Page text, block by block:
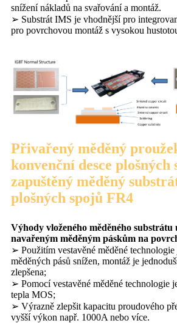
snížení nákladů na svařování a montáž.
➢ Substrát IMS je vhodnější pro
pro povrchovou montáž s vysokou
Přivařený měděný
konvenční desce plošných
zapuštěný měděný
plošných spojů FR4
Výhody vloženého měděného
navařeným měděným páskům na
➢ Použitím vestavěné měděné
měděných pásů snížen, montáž je
zlepšena;
➢ Pomocí vestavěné měděné technologie
tepla MOS;
➢ Výrazně zlepšit kapacitu proudového
vyšší výkon např. 1000A nebo více.